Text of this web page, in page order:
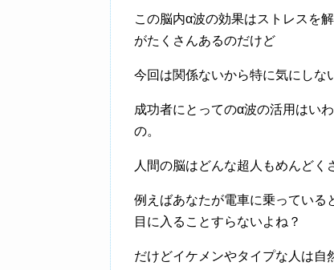
この脳内α波の効果はストレスを
がたくさんあるのだけど
今回は関係ないから特に気にしな
成功者にとってのα波の活用はい
の。
人間の脳はどんな超人もめんどく
例えばあなたが電車に乗っている
目に入ることすらないよね？
だけどイケメンやタイプな人は自